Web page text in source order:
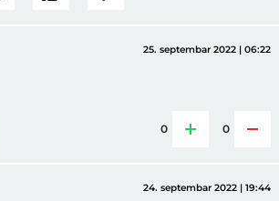
25. septembar 2022 | 06:22
0 0
24. septembar 2022 | 19:44